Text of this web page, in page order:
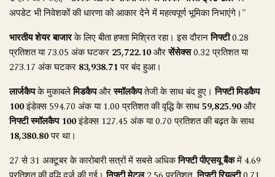
अपडेट भी निवेशकों की धारणा को आकार देने में महत्वपूर्ण भूमिका निभाएंगे।"
भारतीय शेयर बाजारके लिए बीता हफ्ता मिश्रित रहा। इस दौराननिफ्टी0.28
प्रतिशत या 73.05 अंक घटकर 25,722.10औरसेंसेक्स0.32 प्रतिशत या
273.17 अंक घटकर 83,938.71पर बंद हुआ।
लार्जकैपके मुकाबलेमिडकैपऔरस्मॉलकैपतेजी के साथ बंद हुए।निफ्टी मिडकैप
100इंडेक्स 594.70 अंक या 1.00 प्रतिशत की वृद्धि के साथ59,825.90और
निफ्टी स्मॉलकैप 100इंडेक्स 127.45 अंक या 0.70 प्रतिशत की बढ़त के साथ
18,380.80पर था।
27 से 31 अक्टूबर के कारोबारी सत्रों में सबसे अधिकनिफ्टी पीएसयू बैंकमें 4.69